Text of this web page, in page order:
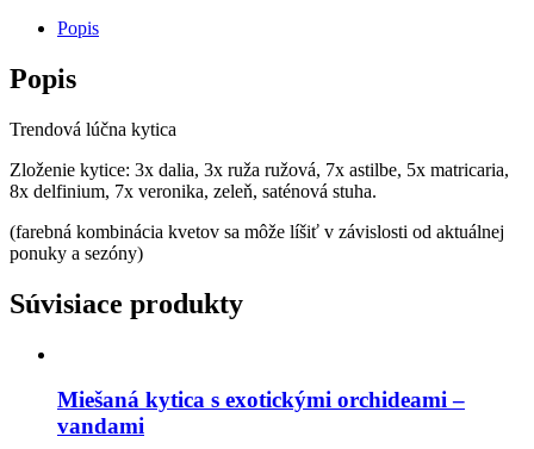
Popis
Popis
Trendová lúčna kytica
Zloženie kytice: 3x dalia, 3x ruža ružová, 7x astilbe, 5x matricaria,
8x delfinium, 7x veronika, zeleň, saténová stuha.
(farebná kombinácia kvetov sa môže líšiť v závislosti od aktuálnej
ponuky a sezóny)
Súvisiace produkty
Miešaná kytica s exotickými orchideami –
vandami